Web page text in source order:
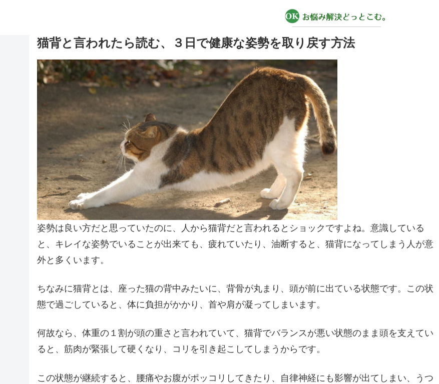
猫背と言われたら読む、３日で健康な姿勢を取り戻す方法
姿勢は良い方だと思っていたのに、人から猫背だと言われるとショックですよね。意識している
と、キレイな姿勢でいることが出来ても、疲れていたり、油断すると、猫背になってしまう人が意
外と多くいます。
ちなみに猫背とは、座った猫の背中みたいに、背骨が丸まり、頭が前に出ている状態です。この状
態で過ごしていると、体に負担がかかり、首や肩が凝ってしまいます。
何故なら、体重の１割が頭の重さと言われていて、猫背でバランスが悪い状態のまま頭を支えてい
ると、筋肉が緊張して硬くなり、コリを引き起こしてしまうからです。
この状態が継続すると、腰痛やお腹がポッコリしてきたり、自律神経にも影響が出てしまい、うつ